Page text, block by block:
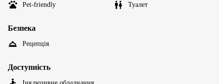
Pet-friendly Туалет
Безпека
Рецепція
Доступність